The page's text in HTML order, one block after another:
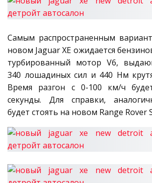
Самым распространенным
новом Jaguar XE ожидается
турбированный мотор V6,
340 лошадиных сил и 440 Нм
Время разгон с 0-100 км/ч
секунды. Для справки,
будет стоять на новом Range Rover